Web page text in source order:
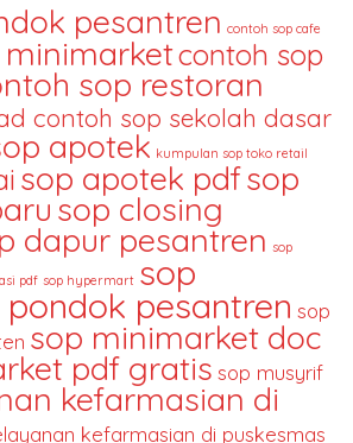
pesantren contoh sop cafe
contoh sop
sop restoran
contoh sop sekolah dasar
apotek kumpulan sop toko retail
sop apotek pdfsop
sop closing
dapur pesantren sop
pdf sop hypermart sop
pesantren sop
sop minimarket doc
pdf gratis sop musyrif
kefarmasian di
kefarmasian di puskesmas